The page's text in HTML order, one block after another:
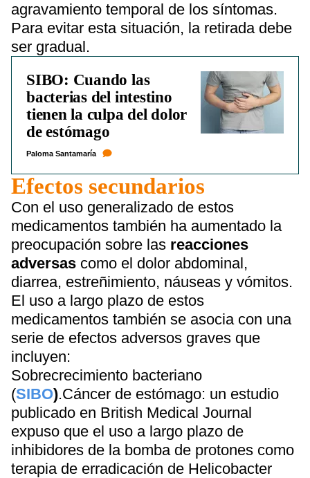
agravamiento temporal de los síntomas.
Para evitar esta situación, la retirada debe
ser gradual.
SIBO: Cuando las
bacterias del intestino
tienen la culpa del dolor
de estómago
Paloma Santamaría
Efectos secundarios
Con el uso generalizado de estos
medicamentos también ha aumentado la
preocupación sobre las reacciones
adversas como el dolor abdominal,
diarrea, estreñimiento, náuseas y vómitos.
El uso a largo plazo de estos
medicamentos también se asocia con una
serie de efectos adversos graves que
incluyen:
Sobrecrecimiento bacteriano
(SIBO).Cáncer de estómago: un estudio
publicado en British Medical Journal
expuso que el uso a largo plazo de
inhibidores de la bomba de protones como
terapia de erradicación de Helicobacter